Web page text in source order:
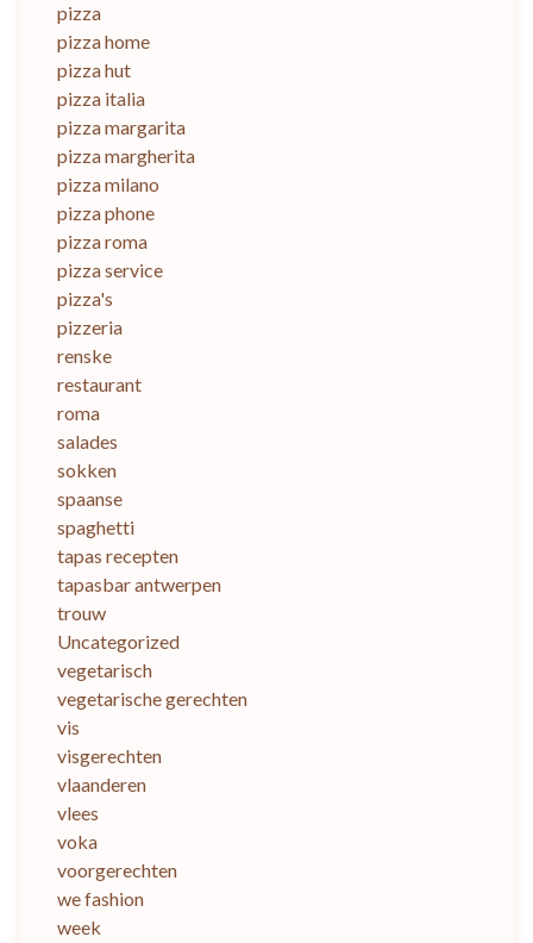
pizza
pizza home
pizza hut
pizza italia
pizza margarita
pizza margherita
pizza milano
pizza phone
pizza roma
pizza service
pizza's
pizzeria
renske
restaurant
roma
salades
sokken
spaanse
spaghetti
tapas recepten
tapasbar antwerpen
trouw
Uncategorized
vegetarisch
vegetarische gerechten
vis
visgerechten
vlaanderen
vlees
voka
voorgerechten
we fashion
week